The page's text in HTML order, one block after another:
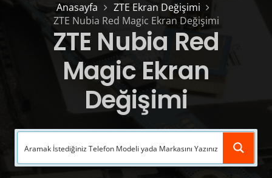
Anasayfa
ZTE Ekran Değişimi
ZTE Nubia Red Magic Ekran Değişimi
ZTE Nubia Red
Magic Ekran
Değişimi